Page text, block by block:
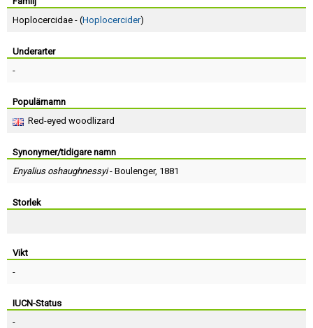
Hoplocercidae - (Hoplocercider)
Underarter
-
Populärnamn
Red-eyed woodlizard
Synonymer/tidigare namn
Enyalius oshaughnessyi- Boulenger, 1881
Storlek
Vikt
-
IUCN-Status
-